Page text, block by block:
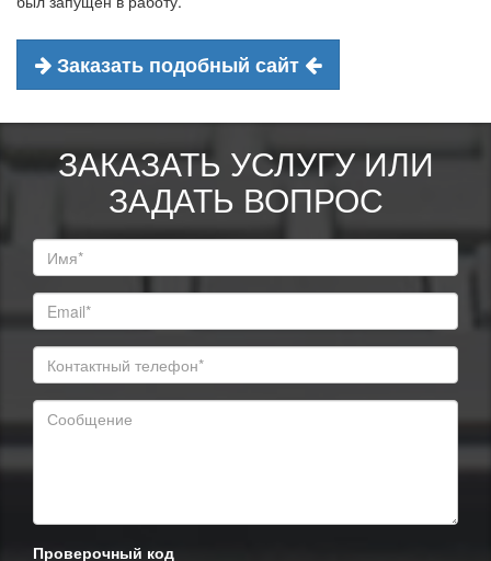
Заказать подобный сайт
ЗАКАЗАТЬ УСЛУГУ ИЛИ
ЗАДАТЬ ВОПРОС
Проверочный код